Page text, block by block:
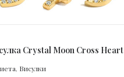
ПОРЪЧАЙ
Crystal Moon Cross Heart
, Висулки